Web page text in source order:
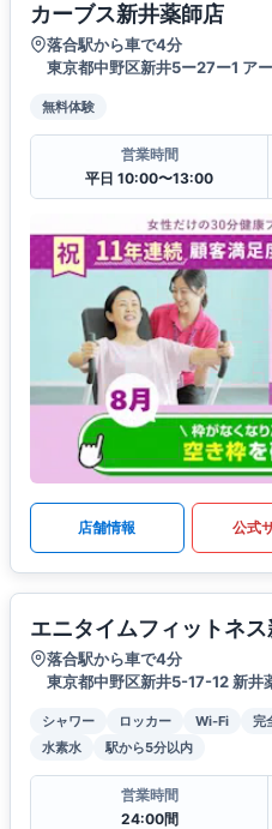
カーブス新井薬師店
落合駅から車で4分
東京都中野区新井5ー27ー1 ア
無料体験
営業時間
平日 10:00〜13:00
店舗情報 公式
エニタイムフィットネ
落合駅から車で4分
東京都中野区新井5-17-12 新井
シャワー ロッカー Wi-Fi 完
水素水
駅から5分以内
営業時間
24:00間